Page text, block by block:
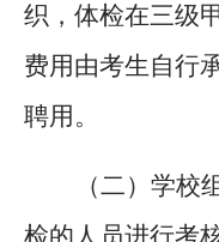
织，体检在三级
费用由考生自行
聘用。
（二）学校
检的人员进行考